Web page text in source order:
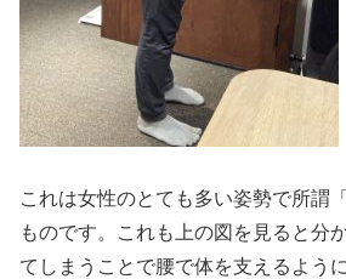
これは女性のとても多い姿勢で所謂
ものです。これも上の図を見ると分
てしまうことで腰で体を支えるよう